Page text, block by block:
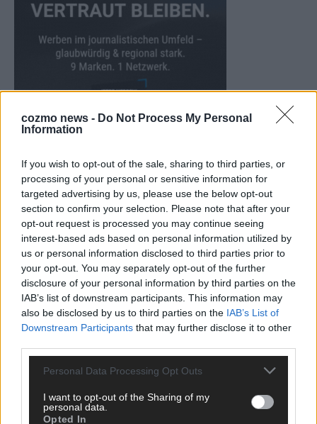
cozmo news - Do Not Process My Personal
Information
If you wish to opt-out of the sale, sharing to third parties, or
processing of your personal or sensitive information for
targeted advertising by us, please use the below opt-out
section to confirm your selection. Please note that after your
opt-out request is processed you may continue seeing
interest-based ads based on personal information utilized by
us or personal information disclosed to third parties prior to
your opt-out. You may separately opt-out of the further
disclosure of your personal information by third parties on the
IAB’s list of downstream participants. This information may
also be disclosed by us to third parties on the IAB’s List of
Downstream Participants that may further disclose it to other
Personal Data Processing Opt Outs
I want to opt-out of the Sharing of my
personal data.
Opted In
KEINE NEWS MEHR VERPASSEN